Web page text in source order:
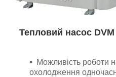
Тепловий насос DVM
Можливість роботи
охолодження